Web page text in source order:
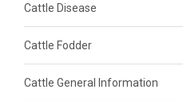
Cattle Disease
Cattle Fodder
Cattle General Information